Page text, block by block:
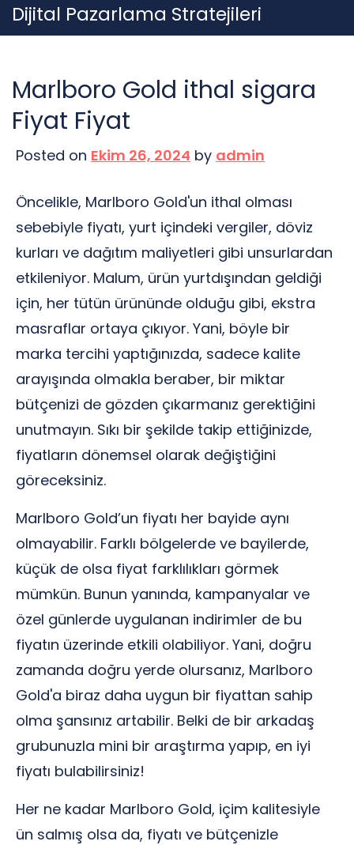
Skip
to
Dijital Pazarlama Stratejileri
Marlboro Gold ithal sigara
Fiyat Fiyat
Posted on Ekim 26, 2024 by admin
Öncelikle, Marlboro Gold'un ithal olması
sebebiyle fiyatı, yurt içindeki vergiler, döviz
kurları ve dağıtım maliyetleri gibi unsurlardan
etkileniyor. Malum, ürün yurtdışından geldiği
için, her tütün ürününde olduğu gibi, ekstra
masraflar ortaya çıkıyor. Yani, böyle bir
marka tercihi yaptığınızda, sadece kalite
arayışında olmakla beraber, bir miktar
bütçenizi de gözden çıkarmanız gerektiğini
unutmayın. Sıkı bir şekilde takip ettiğinizde,
fiyatların dönemsel olarak değiştiğini
göreceksiniz.
Marlboro Gold’un fiyatı her bayide aynı
olmayabilir. Farklı bölgelerde ve bayilerde,
küçük de olsa fiyat farklılıkları görmek
mümkün. Bunun yanında, kampanyalar ve
özel günlerde uygulanan indirimler de bu
fiyatın üzerinde etkili olabiliyor. Yani, doğru
zamanda doğru yerde olursanız, Marlboro
Gold'a biraz daha uygun bir fiyattan sahip
olma şansınız artabilir. Belki de bir arkadaş
grubunuzla mini bir araştırma yapıp, en iyi
fiyatı bulabilirsiniz!
Her ne kadar Marlboro Gold, içim kalitesiyle
ün salmış olsa da, fiyatı ve bütçenizle